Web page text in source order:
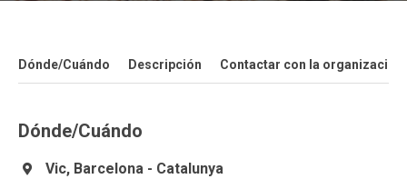
Dónde/Cuándo Descripción Contactar con la organización
Dónde/Cuándo
Vic, Barcelona - Catalunya